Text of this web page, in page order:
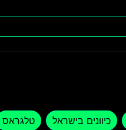
כיוונים בישראל טלגראס